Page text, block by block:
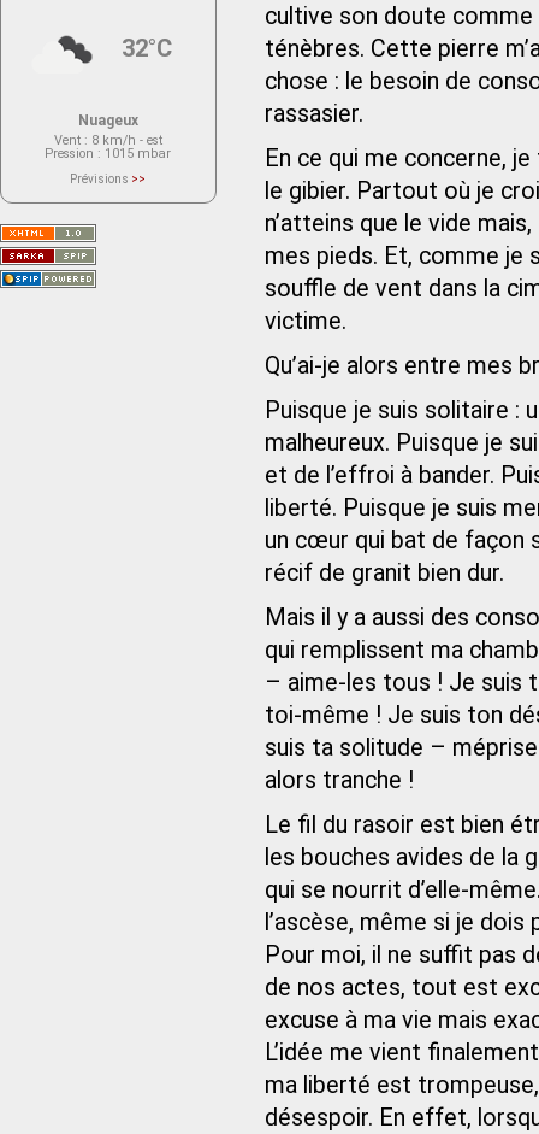
cultive son doute comme
ténèbres. Cette pierre
chose : le besoin de
rassasier.
En ce qui me concerne,
le gibier. Partout où je
n’atteins que le vide
mes pieds. Et, comme je
souffle de vent dans la
victime.
Qu’ai-je alors entre mes
Puisque je suis solitaire :
malheureux. Puisque je
et de l’effroi à bander.
liberté. Puisque je suis
un cœur qui bat de façon
récif de granit bien dur.
Mais il y a aussi des
qui remplissent ma
– aime-les tous ! Je suis
toi-même ! Je suis ton
suis ta solitude –
alors tranche !
Le fil du rasoir est bien
les bouches avides de la
qui se nourrit d’elle-
l’ascèse, même si je
Pour moi, il ne suffit pas
de nos actes, tout est
excuse à ma vie mais
L’idée me vient
ma liberté est trompeuse,
désespoir. En effet,
32°C
Nuageux
Vent : 8 km/h - est
Pression : 1015 mbar
Prévisions >>
actuellement aucune prévision
Saint-Nom.
Veuillez consulter le message du
service ci-dessous.
(401 - Invalid API key. Please see
https://openweathermap.org/faq#error401